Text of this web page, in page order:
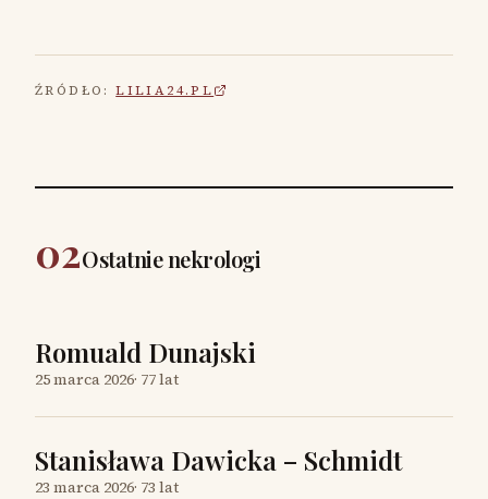
ŹRÓDŁO: LILIA24.PL
02Ostatnie nekrologi
Romuald Dunajski
25 marca 2026· 77 lat
Stanisława Dawicka – Schmidt
23 marca 2026· 73 lat